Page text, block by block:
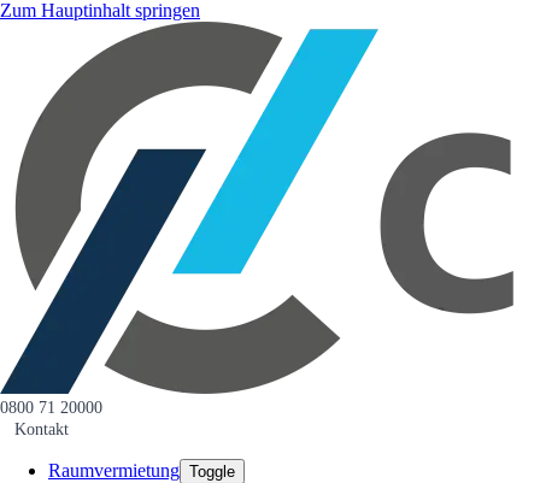
Zum Hauptinhalt springen
0800 71 20000
Kontakt
Raumvermietung Toggle